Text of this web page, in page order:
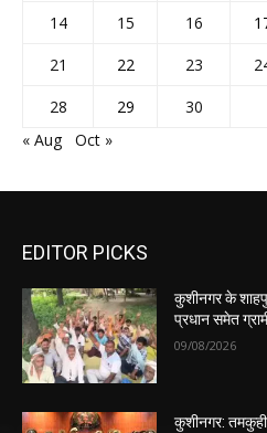
14
15 16
21
22 23
28
29
30
« Aug
Oct »
EDITOR PICKS
कुशीनगर के
प्रधान समेत
09/08/2026
कुशीनगर: